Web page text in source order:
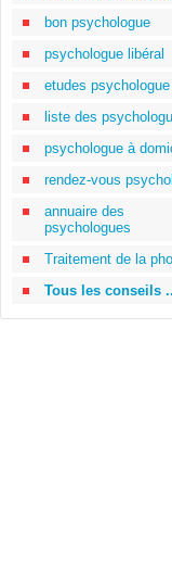
bon psychologue
psychologue libéral
etudes psychologue
liste des
psychologue à
rendez-vous
annuaire des
psychologues
Traitement de la
Tous les conseils